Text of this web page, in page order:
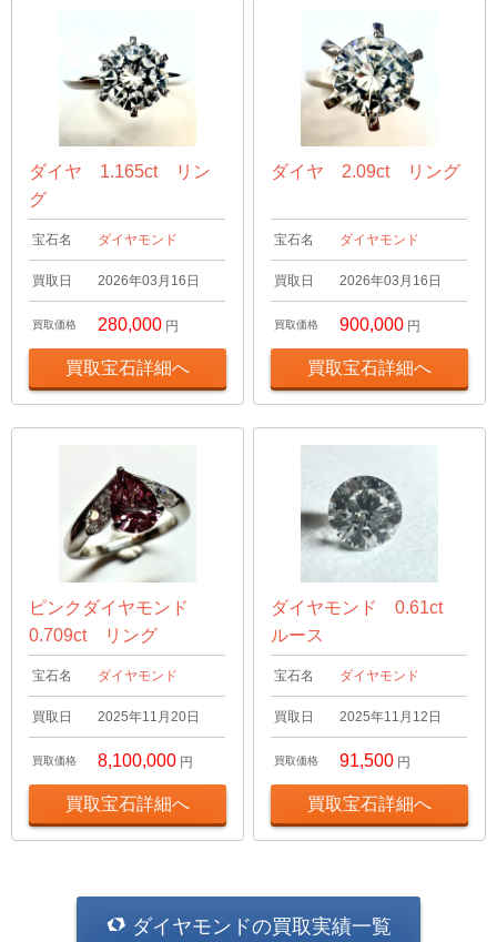
ダイヤ 1.165ct リン
グ
宝石名 ダイヤモンド
買取日 2026年03月16日
買取価格 280,000 円
買取宝石詳細へ
ダイヤ 2.09ct リング
宝石名 ダイヤモンド
買取日 2026年03月16日
買取価格 900,000 円
買取宝石詳細へ
ピンクダイヤモンド
0.709ct リング
宝石名 ダイヤモンド
買取日 2025年11月20日
買取価格 8,100,000 円
買取宝石詳細へ
ダイヤモンド 0.61ct
ルース
宝石名 ダイヤモンド
買取日 2025年11月12日
買取価格 91,500 円
買取宝石詳細へ
ダイヤモンドの買取実績一覧